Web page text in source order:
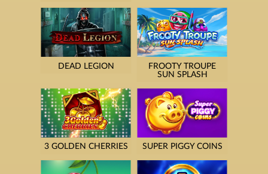
DEAD LEGION
FROOTY TROUPE
SUN SPLASH
3 GOLDEN CHERRIES SUPER PIGGY COINS